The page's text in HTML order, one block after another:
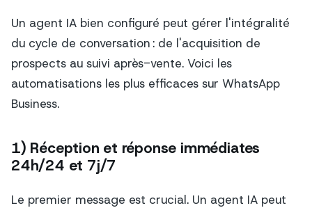
Un agent IA bien configuré peut gérer l'intégralité
du cycle de conversation : de l'acquisition de
prospects au suivi après-vente. Voici les
automatisations les plus efficaces sur WhatsApp
Business.
1) Réception et réponse immédiates
24h/24 et 7j/7
Le premier message est crucial. Un agent IA peut